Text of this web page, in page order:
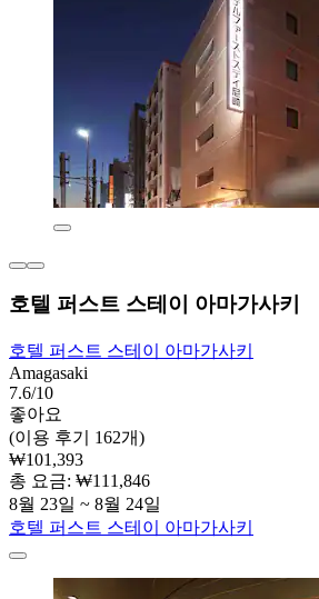
호텔 퍼스트 스테이 아마가사키
호텔 퍼스트 스테이 아마가사키
Amagasaki
7.6/10
좋아요
(이용 후기 162개)
₩101,393
총 요금: ₩111,846
8월 23일 ~ 8월 24일
호텔 퍼스트 스테이 아마가사키